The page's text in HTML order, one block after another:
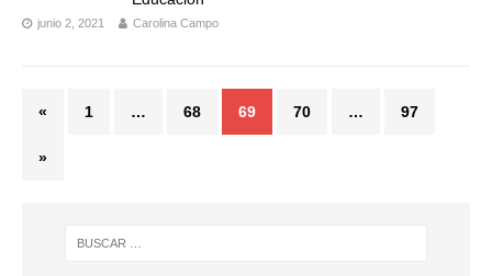
junio 2, 2021 Carolina Campo
« 1 … 68 69 70 … 97
»